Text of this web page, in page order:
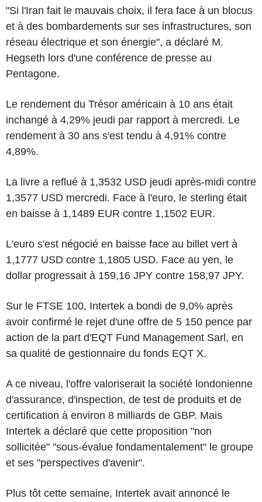
"Si l'Iran fait le mauvais choix, il fera face à un blocus
et à des bombardements sur ses infrastructures, son
réseau électrique et son énergie", a déclaré M.
Hegseth lors d'une conférence de presse au
Pentagone.
Le rendement du Trésor américain à 10 ans était
inchangé à 4,29% jeudi par rapport à mercredi. Le
rendement à 30 ans s'est tendu à 4,91% contre
4,89%.
La livre a reflué à 1,3532 USD jeudi après-midi contre
1,3577 USD mercredi. Face à l'euro, le sterling était
en baisse à 1,1489 EUR contre 1,1502 EUR.
L'euro s'est négocié en baisse face au billet vert à
1,1777 USD contre 1,1805 USD. Face au yen, le
dollar progressait à 159,16 JPY contre 158,97 JPY.
Sur le FTSE 100, Intertek a bondi de 9,0% après
avoir confirmé le rejet d'une offre de 5 150 pence par
action de la part d'EQT Fund Management Sarl, en
sa qualité de gestionnaire du fonds EQT X.
A ce niveau, l'offre valoriserait la société londonienne
d'assurance, d'inspection, de test de produits et de
certification à environ 8 milliards de GBP. Mais
Intertek a déclaré que cette proposition "non
sollicitée" "sous-évalue fondamentalement" le groupe
et ses "perspectives d'avenir".
Plus tôt cette semaine, Intertek avait annoncé le